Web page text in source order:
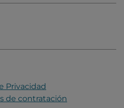
Privacidad
de contratación